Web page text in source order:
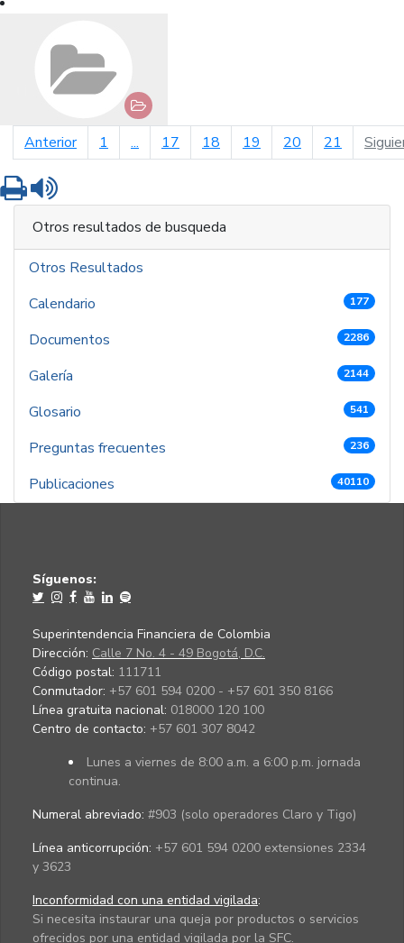
Anteriorpágina anterior
1 ... 17 18 19 20 21
Imprimir
Otros resultados de busqueda
Otros Resultados
Calendario
177
Documentos 2286
Galería 2144
Glosario 541
Preguntas frecuentes 236
Publicaciones 40110
Síguenos:
Superintendencia Financiera de Colombia
Dirección: Calle 7 No. 4 - 49 Bogotá, D.C.
Código postal: 111711
Conmutador: +57 601 594 0200 - +57 601 350 8166
Línea gratuita nacional: 018000 120 100
Centro de contacto: +57 601 307 8042
Lunes a viernes de 8:00 a.m. a 6:00 p.m. jornada
continua.
Numeral abreviado: #903 (solo operadores Claro y Tigo)
Línea anticorrupción: +57 601 594 0200 extensiones 2334
y 3623
Inconformidad con una entidad vigilada:
Si necesita instaurar una queja por productos o servicios
ofrecidos por una entidad vigilada por la SFC.